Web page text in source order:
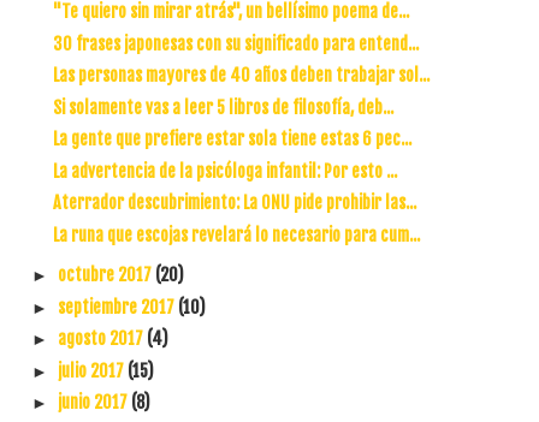
"Te quiero sin mirar atrás", un bellísimo poema de...
30 frases japonesas con su significado para entend...
Las personas mayores de 40 años deben trabajar sol...
Si solamente vas a leer 5 libros de filosofía, deb...
La gente que prefiere estar sola tiene estas 6 pec...
La advertencia de la psicóloga infantil: Por esto ...
Aterrador descubrimiento: La ONU pide prohibir las...
La runa que escojas revelará lo necesario para cum...
► octubre 2017 (20)
► septiembre 2017 (10)
► agosto 2017 (4)
► julio 2017 (15)
► junio 2017 (8)